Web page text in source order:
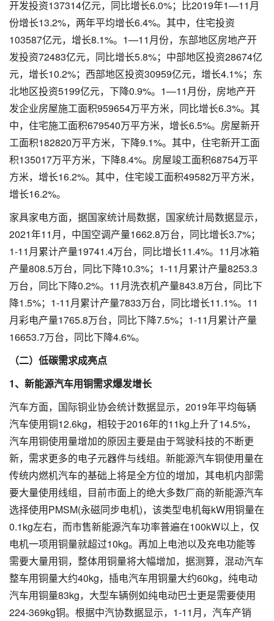
开发投资137314亿元，同比增长6.0%；比2019年1—11月
份增长13.2%，两年平均增长6.4%。其中，住宅投资
103587亿元，增长8.1%。1—11月份，东部地区房地产开
发投资72483亿元，同比增长5.8%；中部地区投资28674亿
元，增长10.2%；西部地区投资30959亿元，增长4.1%；东
北地区投资5199亿元，下降0.9%。1—11月份，房地产开
发企业房屋施工面积959654万平方米，同比增长6.3%。其
中，住宅施工面积679540万平方米，增长6.5%。房屋新开
工面积182820万平方米，下降9.1%。其中，住宅新开工面
积135017万平方米，下降8.4%。房屋竣工面积68754万平
方米，增长16.2%。其中，住宅竣工面积49582万平方米，
增长16.2%。
家具家电方面，据国家统计局数据，国家统计局数据显示，
2021年11月，中国空调产量1662.8万台，同比增长3.7%；
1-11月累计产量19741.4万台，同比增长11.4%。11月冰箱
产量808.5万台，同比下降10.3%；1-11月累计产量8253.3
万台，同比下降0.2%。11月洗衣机产量843.8万台，同比下
降1.5%；1-11月累计产量7833万台，同比增长11.1%。11
月彩电产量1765.8万台，同比下降7.5%；1-11月累计产量
16653.7万台，同比下降4.6%。
（二）低碳需求成亮点
1、新能源汽车用铜需求爆发增长
汽车方面，国际铜业协会统计数据显示，2019年平均每辆
汽车使用铜12.6kg，相较于2016年的11kg上升了14.5%，
汽车用铜使用量增加的原因主要是由于驾驶科技的不断更
新，需求更多的电子元器件与线组。新能源汽车铜使用量在
传统内燃机汽车的基础上将是全方位的增加，其电机内部需
要大量使用线组，目前市面上的绝大多数厂商的新能源汽车
选择使用PMSM(永磁同步电机)，该类型电机每kW用铜量在
0.1kg左右，而市售新能源汽车功率普遍在100kW以上，仅
电机一项用铜量就超过10kg。再加上电池以及充电功能等
需要大量用铜，整体用铜量将大幅增加，据测算，混动汽车
整车用铜量大约40kg，插电汽车用铜量大约60kg，纯电动
汽车用铜量83kg，大型车辆例如纯电动巴士更是需要使用
224-369kg铜。根据中汽协数据显示，1-11月，汽车产销